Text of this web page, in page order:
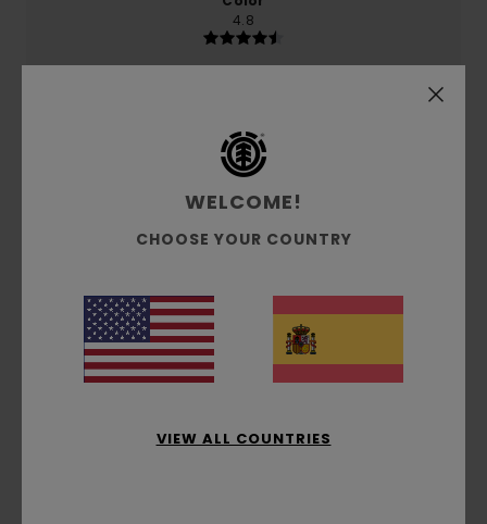
4.8
5/5
1. julio 2026
Compra verificada
Comodidad: 5/5 Relación calidad-precio
Demasiado grandeMaterial Color: 5
Recomiendo este producto
WELCOME!
CHOOSE YOUR COUNTRY
VIEW ALL COUNTRIES